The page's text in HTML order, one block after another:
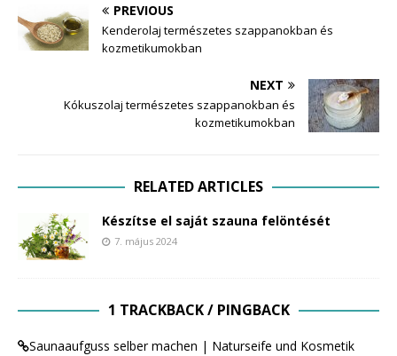
PREVIOUS
Kenderolaj természetes szappanokban és
kozmetikumokban
NEXT
Kókuszolaj természetes szappanokban és
kozmetikumokban
RELATED ARTICLES
Készítse el saját szauna felöntését
7. május 2024
1 TRACKBACK / PINGBACK
Saunaaufguss selber machen | Naturseife und Kosmetik